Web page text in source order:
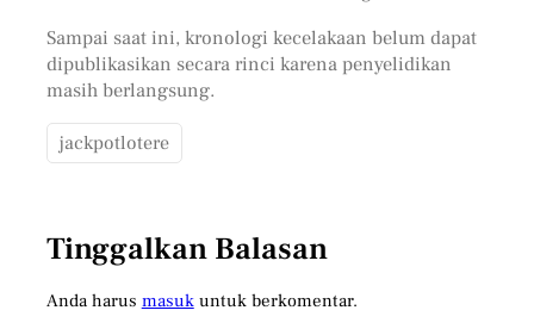
Sampai saat ini, kronologi kecelakaan belum dapat
dipublikasikan secara rinci karena penyelidikan
masih berlangsung.
jackpotlotere
Tinggalkan Balasan
Anda harus masukuntuk berkomentar.